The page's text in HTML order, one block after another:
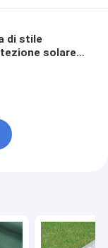
di stile
solare